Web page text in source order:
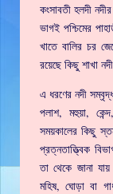
কংসাবতী হলদী
ভাগই পশ্চিমের
খাতে বালির চর
রয়েছে কিছু শাখা
এ ধরণের নদী
পলাশ, মহুয়া,
সময়কালের কিছু
প্রত্নতাত্ত্বিক
তা থেকে জানা
মহিষ, ঘোড়া বা